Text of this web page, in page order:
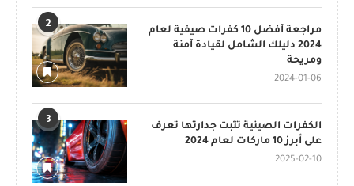
2
مراجعة أفضل 10 كفرات صيفية لعام
2024 دليلك الشامل لقيادة آمنة
ومريحة
2024-01-06
3
الكفرات الصينية تثبت جدارتها تعرف
على أبرز 10 ماركات لعام 2024
2025-02-10